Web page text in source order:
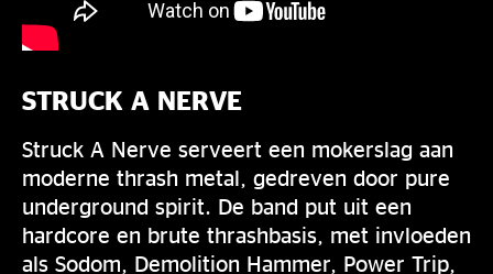
STRUCK A NERVE
Struck A Nerve serveert een mokerslag aan
moderne thrash metal, gedreven door pure
underground spirit. De band put uit een
hardcore en brute thrashbasis, met invloeden
als Sodom, Demolition Hammer, Power Trip,